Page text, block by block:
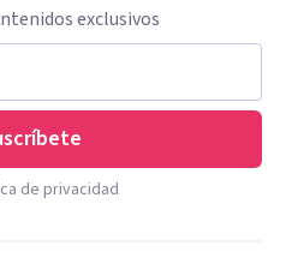
exclusivos
de privacidad